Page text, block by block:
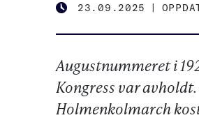
PUBLISHED
23.09.2025 |
Augustnummeret i
Kongress var
Holmenkolmarch